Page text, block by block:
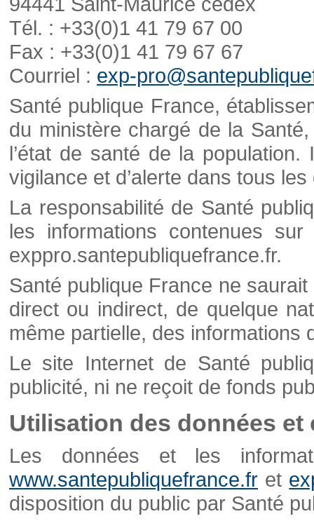
Tél. : +33(0)1 41 79 67 00
Fax : +33(0)1 41 79 67 67
Courriel : exp-
Santé publique France,
du ministère chargé de la
l’état de santé de la
vigilance et d’alerte dans tous
La responsabilité de Santé
les informations contenues
exppro.santepubliquefrance.fr.
Santé publique France ne
direct ou indirect, de quelque
même partielle, des informations
Le site Internet de Santé
publicité, ni ne reçoit de fonds
Utilisation des données et
Les données et les
www.santepubliquefrance.fr et
disposition du public par Santé